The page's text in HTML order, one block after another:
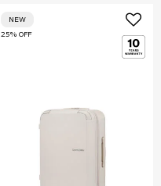
25% OFF
NEW